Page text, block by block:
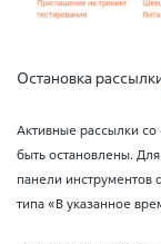
Остановка
Активные рассылки
быть остановлены.
панели инструментов
типа «В указанное